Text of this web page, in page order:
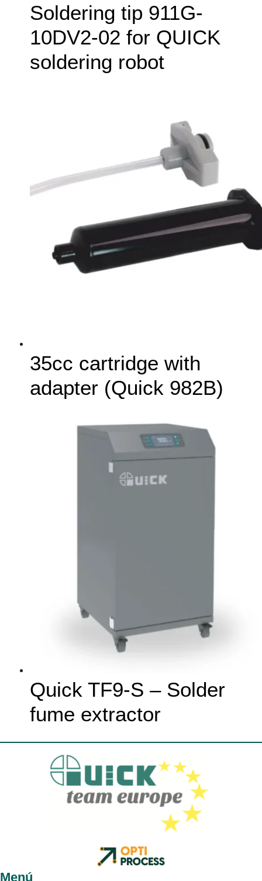
Soldering tip 911G-
10DV2-02 for QUICK
soldering robot
35cc cartridge with
adapter (Quick 982B)
Quick TF9-S – Solder
fume extractor
Menú